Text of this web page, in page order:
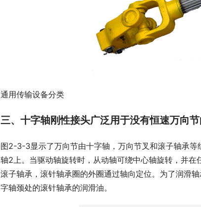
通用传输设备分类
三、十字轴刚性接头广泛用于没有恒速万向
图2-3-3显示了万向节由十字轴，万向节叉和滚子轴承
轴2上。当驱动轴旋转时，从动轴可绕中心轴旋转，并
滚子轴承，滚针轴承圈的外圈通过轴向定位。为了润滑
字轴颈处的滚针轴承的润滑油。